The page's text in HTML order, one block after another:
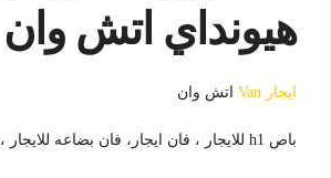
هيونداي اتش وان
ايجار Van اتش وان
باص h1 للايجار ، فان ايجار، فان بضاعه للايجار ، 01011322557